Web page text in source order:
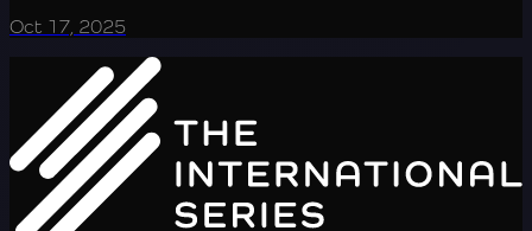
Oct 17, 2025